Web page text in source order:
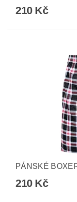
210 Kč
PÁNSKÉ
210 Kč